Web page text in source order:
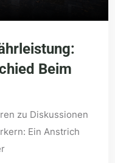
Beim
zu Diskussionen
Ein Anstrich